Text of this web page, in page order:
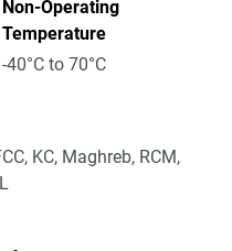
Non-Operating
Temperature
-40°C to 70°C
KC, Maghreb, RCM,